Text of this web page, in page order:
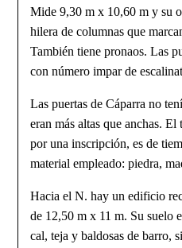
Mide 9,30 m x 10,60 m y su
hilera de columnas que
También tiene pronaos. Las
con número impar de
Las puertas de Cáparra no
eran más altas que anchas.
por una inscripción, es de
material empleado: piedra,
Hacia el N. hay un edificio
de 12,50 m x 11 m. Su suelo
cal, teja y baldosas de barro,